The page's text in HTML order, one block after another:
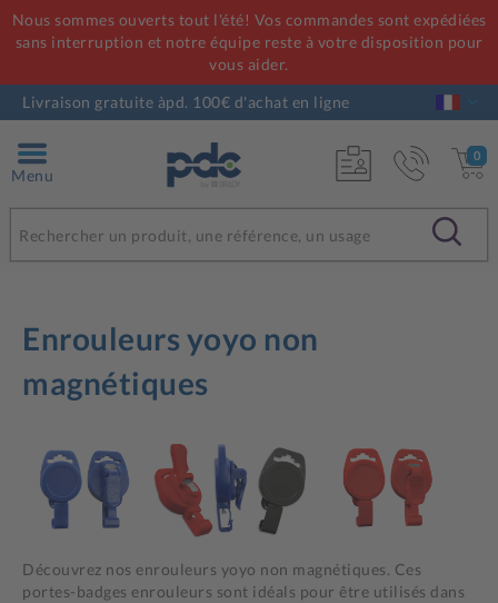
Nous sommes ouverts tout l'été! Vos commandes sont expédiées
sans interruption et notre équipe reste à votre disposition pour
vous aider.
Livraison gratuite àpd. 100€ d'achat en ligne
Menu
0
Enrouleurs yoyo non
magnétiques
Découvrez nos enrouleurs yoyo non magnétiques. Ces
portes-badges enrouleurs sont idéals pour être utilisés dans